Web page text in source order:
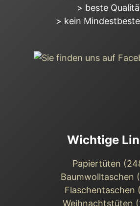
> beste
> kein
Wichtige
Papiertüten
Baumwolltaschen
Flaschentaschen
Weihnachts­tüten